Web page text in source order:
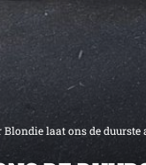
Blondie laat ons de duurste